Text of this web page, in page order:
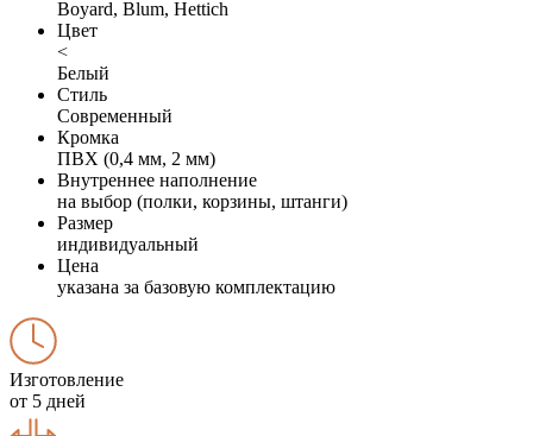
Boyard, Blum, Hettich
Цвет
<
Белый
Стиль
Современный
Кромка
ПВХ (0,4 мм, 2 мм)
Внутреннее наполнение
на выбор (полки, корзины, штанги)
Размер
индивидуальный
Цена
указана за базовую комплектацию
Изготовление
от 5 дней